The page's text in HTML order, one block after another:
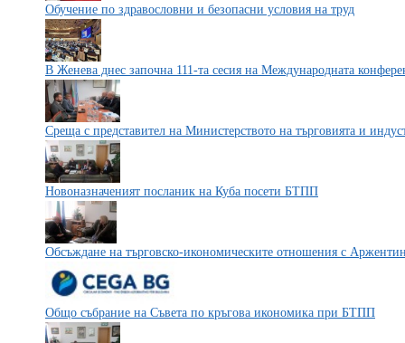
Обучение по здравословни и безопасни условия на труд
В Женева днес започна 111-та сесия на Международната
Среща с представител на Министерството на търговията и
Новоназначеният посланик на Куба посети БТПП
Обсъждане на търговско-икономическите отношения с
Общо събрание на Съвета по кръгова икономика при БТПП